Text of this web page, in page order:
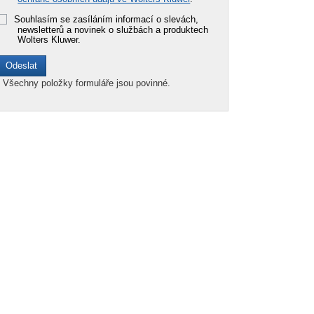
Souhlasím se zasíláním informací o slevách,
newsletterů a novinek o službách a produktech
Wolters Kluwer.
Všechny položky formuláře jsou povinné.